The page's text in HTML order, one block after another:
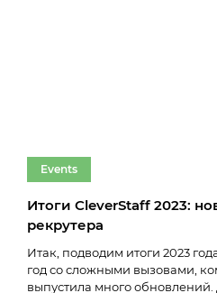
Events
Итоги CleverStaff 2023:
рекрутера
Итак, подводим итоги 2023
год со сложными вызовами,
выпустила много